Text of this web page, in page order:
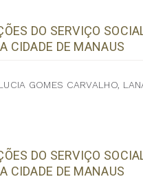
DO SERVIÇO
CIDADE DE MANAUS
GOMES CARVALHO,
DO SERVIÇO
CIDADE DE MANAUS